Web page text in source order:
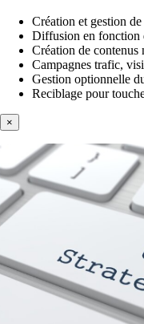
Création et gestion
Diffusion en fonction
Création de contenus
Campagnes trafic,
Gestion optionnelle
Reciblage pour
×